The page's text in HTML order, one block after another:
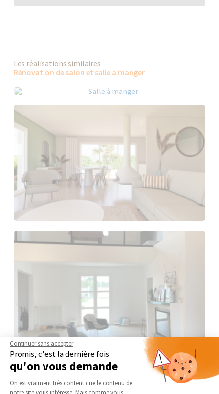
Les réalisations similaires
Rénovation de salon et salle a manger
Continuer sans accepter
Promis, c'est la dernière fois
qu'on vous demande
Plateforme de Gestion du
On est vraiment très content que le contenu de